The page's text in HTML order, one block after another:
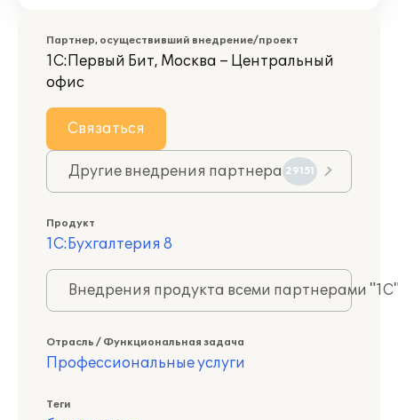
Партнер, осуществивший внедрение/проект
1С:Первый Бит, Москва – Центральный
офис
Связаться
Другие внедрения партнера 29151
Продукт
1С:Бухгалтерия 8
Внедрения продукта всеми партнерами
Отрасль / Функциональная задача
Профессиональные услуги
Теги